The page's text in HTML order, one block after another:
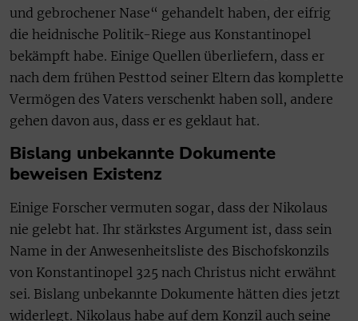
und gebrochener Nase“ gehandelt haben, der eifrig
die heidnische Politik-Riege aus Konstantinopel
bekämpft habe. Einige Quellen überliefern, dass er
nach dem frühen Pesttod seiner Eltern das komplette
Vermögen des Vaters verschenkt haben soll, andere
gehen davon aus, dass er es geklaut hat.
Bislang unbekannte Dokumente
beweisen Existenz
Einige Forscher vermuten sogar, dass der Nikolaus
nie gelebt hat. Ihr stärkstes Argument ist, dass sein
Name in der Anwesenheitsliste des Bischofskonzils
von Konstantinopel 325 nach Christus nicht erwähnt
sei. Bislang unbekannte Dokumente hätten dies jetzt
widerlegt. Nikolaus habe auf dem Konzil auch seine